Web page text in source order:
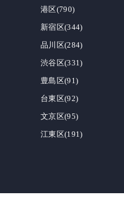
港区(790)
新宿区(344)
品川区(284)
渋谷区(331)
豊島区(91)
台東区(92)
文京区(95)
江東区(191)